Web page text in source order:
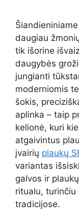
daugiau
tik išorine
daugybės
jungianti
moderniomis
šokis,
aplinka – taip
kelionė, kuri
atgaivintus
įvairių plaukų
variantas
galvos ir
ritualu, turinčiu
tradicijose.